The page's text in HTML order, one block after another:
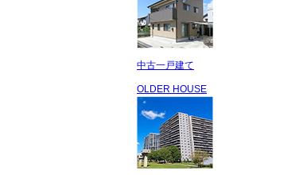
中古一戸建て
OLDER HOUSE